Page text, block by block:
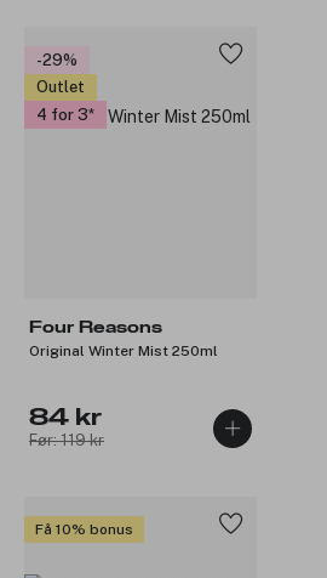
-29%
Outlet
4 for 3
Four Reasons
Original Winter Mist 250ml
84 kr
Før: 119 kr
Få 10% bonus